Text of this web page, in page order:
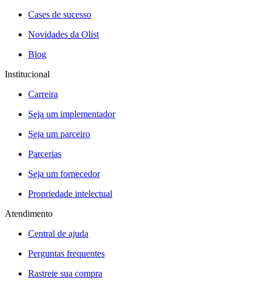
Cases de sucesso
Novidades da Olist
Blog
Institucional
Carreira
Seja um implementador
Seja um parceiro
Parcerias
Seja um fornecedor
Propriedade intelectual
Atendimento
Central de ajuda
Perguntas frequentes
Rastreie sua compra